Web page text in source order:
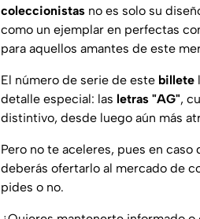
coleccionistas no es solo su
como un ejemplar en perfectas
para aquellos amantes de este
El número de serie de este billete
detalle especial: las letras "AG",
distintivo, desde luego aún más
Pero no te aceleres, pues en caso
deberás ofertarlo al mercado de
pides o no.